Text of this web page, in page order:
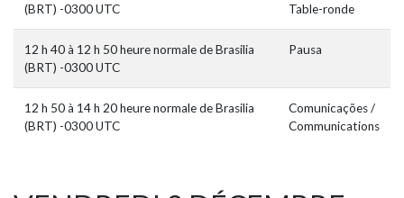
(BRT) -0300 UTC
Table-ronde
12 h 40 à 12 h 50 heure normale de Brasilia
(BRT) -0300 UTC
Pausa
12 h 50 à 14 h 20 heure normale de Brasilia
(BRT) -0300 UTC
Comunicações /
Communications